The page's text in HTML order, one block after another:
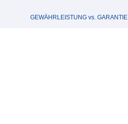
GEWÄHRLEISTUNG vs. GARANTIE